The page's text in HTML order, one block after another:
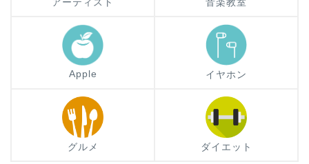
アーティスト 音楽教室
Apple イヤホン
グルメ ダイエット